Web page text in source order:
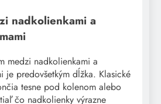
nadkolienkami a
medzi nadkolienkami a
je predovšetkým dĺžka. Klasické
tesne pod kolenom alebo
čo nadkolienky výrazne